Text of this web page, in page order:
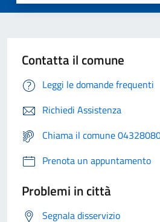
Contatta il comune
Leggi le domande frequenti
Richiedi Assistenza
Chiama il comune
Prenota un appuntamento
Problemi in città
Segnala disservizio